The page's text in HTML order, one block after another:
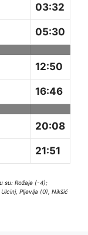
03:32
05:30
12:50
16:46
20:08
21:51
su: Rožaje (-4);
Pljevlja (0), Nikšić